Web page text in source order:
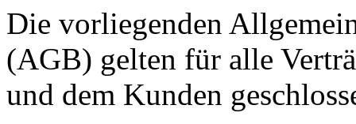
Die vorliegenden
(AGB) gelten für alle
und dem Kunden